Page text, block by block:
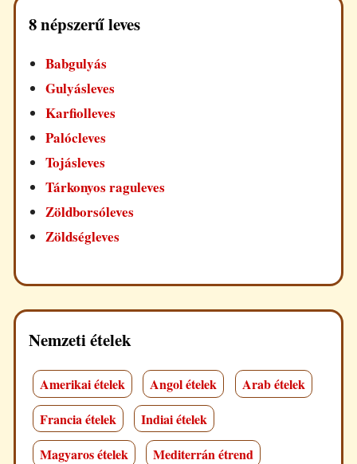
8 népszerű leves
Babgulyás
Gulyásleves
Karfiolleves
Palócleves
Tojásleves
Tárkonyos raguleves
Zöldborsóleves
Zöldségleves
Nemzeti ételek
Amerikai ételek Angol ételek
Arab ételek
Francia ételek
Indiai ételek
Magyaros ételek
Mediterrán étrend